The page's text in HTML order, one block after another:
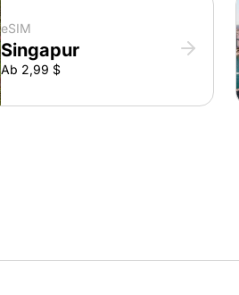
eSIM
Singapur
Ab 2,99 $